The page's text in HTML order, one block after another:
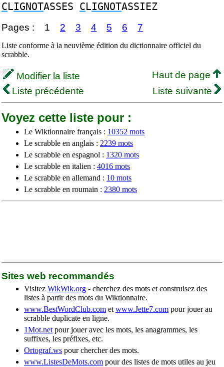
CLIGNOTASSES CLIGNOTASSIEZ
Pages : 1 2 3 4 5 6 7
Liste conforme à la neuvième édition du dictionnaire officiel du
scrabble.
Modifier la liste
Haut de page
Liste précédente
Liste suivante
Voyez cette liste pour :
Le Wiktionnaire français : 10352 mots
Le scrabble en anglais : 2239 mots
Le scrabble en espagnol : 1320 mots
Le scrabble en italien : 4016 mots
Le scrabble en allemand : 10 mots
Le scrabble en roumain : 2380 mots
Sites web recommandés
Visitez WikWik.org - cherchez des mots et construisez des
listes à partir des mots du Wiktionnaire.
www.BestWordClub.com et www.Jette7.com pour jouer au
scrabble duplicate en ligne.
1Mot.net pour jouer avec les mots, les anagrammes, les
suffixes, les préfixes, etc.
Ortograf.ws pour chercher des mots.
www.ListesDeMots.com pour des listes de mots utiles au jeu